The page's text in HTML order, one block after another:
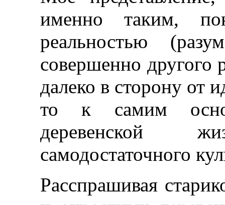
именно таким,
реальностью
совершенно
далеко в сторону от
то к самим
деревенской
самодостаточного
Расспрашивая